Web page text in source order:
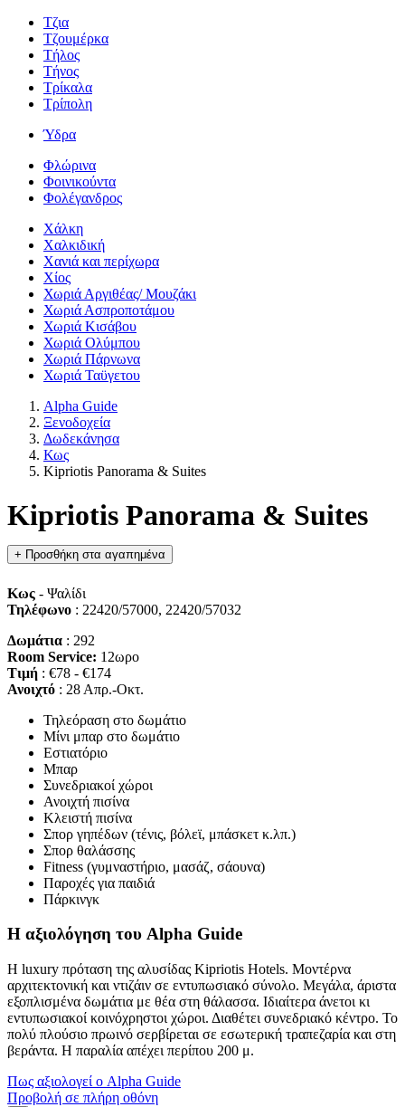
Τζια
Τζουμέρκα
Τήλος
Τήνος
Τρίκαλα
Τρίπολη
Ύδρα
Φλώρινα
Φοινικούντα
Φολέγανδρος
Χάλκη
Χαλκιδική
Χανιά και περίχωρα
Χίος
Χωριά Αργιθέας/ Μουζάκι
Χωριά Ασπροποτάμου
Χωριά Κισάβου
Χωριά Ολύμπου
Χωριά Πάρνωνα
Χωριά Ταϋγετου
Alpha Guide
Ξενοδοχεία
Δωδεκάνησα
Κως
Kipriotis Panorama & Suites
Kipriotis Panorama & Suites
+ Προσθήκη στα αγαπημένα
Κως - Ψαλίδι
Τηλέφωνο : 22420/57000, 22420/57032
Δωμάτια : 292
Room Service: 12ωρο
Τιμή : €78 - €174
Ανοιχτό : 28 Απρ.-Οκτ.
Τηλεόραση στο δωμάτιο
Μίνι μπαρ στο δωμάτιο
Εστιατόριο
Μπαρ
Συνεδριακοί χώροι
Ανοιχτή πισίνα
Κλειστή πισίνα
Σπορ γηπέδων (τένις, βόλεϊ, μπάσκετ κ.λπ.)
Σπορ θαλάσσης
Fitness (γυμναστήριο, μασάζ, σάουνα)
Παροχές για παιδιά
Πάρκινγκ
Η αξιολόγηση του Alpha Guide
H luxury πρόταση της αλυσίδας Kipriotis Hotels. Μοντέρνα
αρχιτεκτονική και ντιζάιν σε εντυπωσιακό σύνολο. Μεγάλα, άριστα
εξοπλισμένα δωμάτια με θέα στη θάλασσα. Ιδιαίτερα άνετοι κι
εντυπωσιακοί κοινόχρηστοι χώροι. Διαθέτει συνεδριακό κέντρο. Το
πολύ πλούσιο πρωινό σερβίρεται σε εσωτερική τραπεζαρία και στη
βεράντα. Η παραλία απέχει περίπου 200 μ.
Πως αξιολογεί ο Alpha Guide
Προβολή σε πλήρη οθόνη